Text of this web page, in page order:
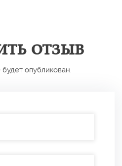
отзыв
опубликован.